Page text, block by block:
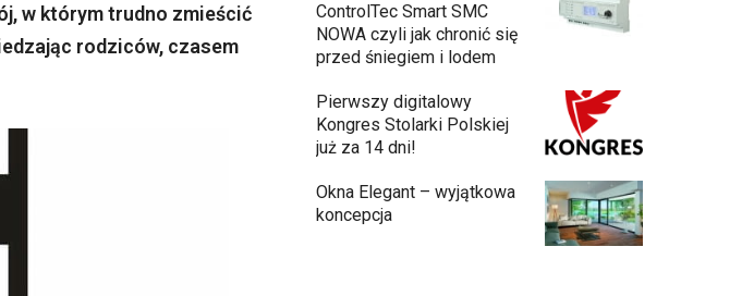
w którym trudno zmieścić
rodziców, czasem
ControlTec Smart SMC
NOWA czyli jak chronić się
przed śniegiem i lodem
Pierwszy digitalowy
Kongres Stolarki Polskiej
już za 14 dni!
Okna Elegant – wyjątkowa
koncepcja